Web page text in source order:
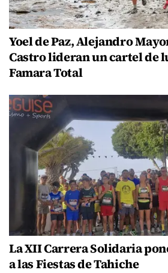
Yoel de Paz, Alejandro
Castro lideran un cartel de
Famara Total
La XII Carrera Solidaria
a las Fiestas de Tahiche